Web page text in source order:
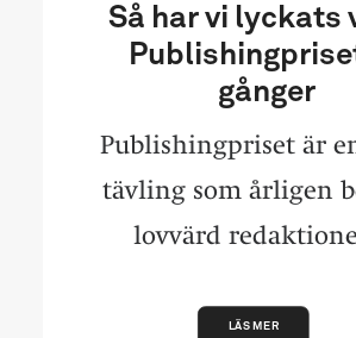
Så har vi lyckats
gånger
Publishingpriset är
tävling som årligen
lovvärd
LÄS MER